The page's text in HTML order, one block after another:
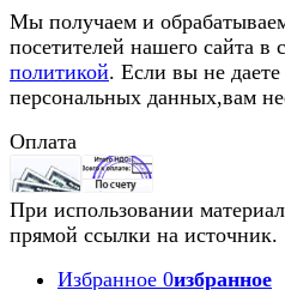
Мы получаем и
посетителей нашего сайта в
политикой. Если вы не даете
персональных данных,вам
Оплата
При использовании
прямой ссылки на источник.
Избранное 0избранное